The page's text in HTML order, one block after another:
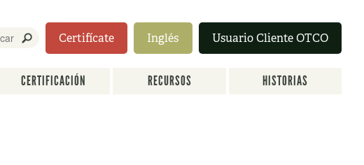
Certifícate Inglés Usuario Cliente OTCO
CERTIFICACIÓN RECURSOS HISTORIAS